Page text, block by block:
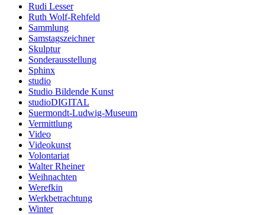
Rudi Lesser
Ruth Wolf-Rehfeld
Sammlung
Samstagszeichner
Skulptur
Sonderausstellung
Sphinx
studio
Studio Bildende Kunst
studioDIGITAL
Suermondt-Ludwig-Museum
Vermittlung
Video
Videokunst
Volontariat
Walter Rheiner
Weihnachten
Werefkin
Werkbetrachtung
Winter